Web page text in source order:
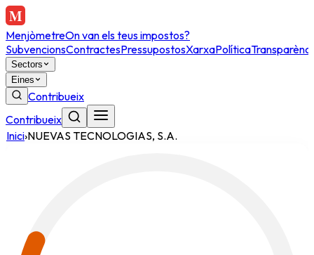
MenjòmetreOn van els teus impostos?
SubvencionsContractesPressupostosXarxaPolítica
Sectors
Eines
Contribueix
Contribueix
Inici›NUEVAS TECNOLOGIAS, S.A.